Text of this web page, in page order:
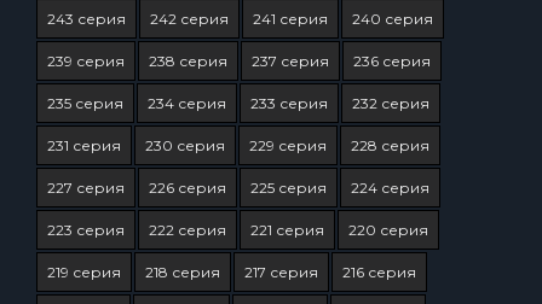
243 серия 242 серия 241 серия 240 серия
239 серия 238 серия 237 серия 236 серия
235 серия 234 серия 233 серия 232 серия
231 серия 230 серия 229 серия 228 серия
227 серия 226 серия 225 серия 224 серия
223 серия 222 серия 221 серия 220 серия
219 серия 218 серия 217 серия 216 серия